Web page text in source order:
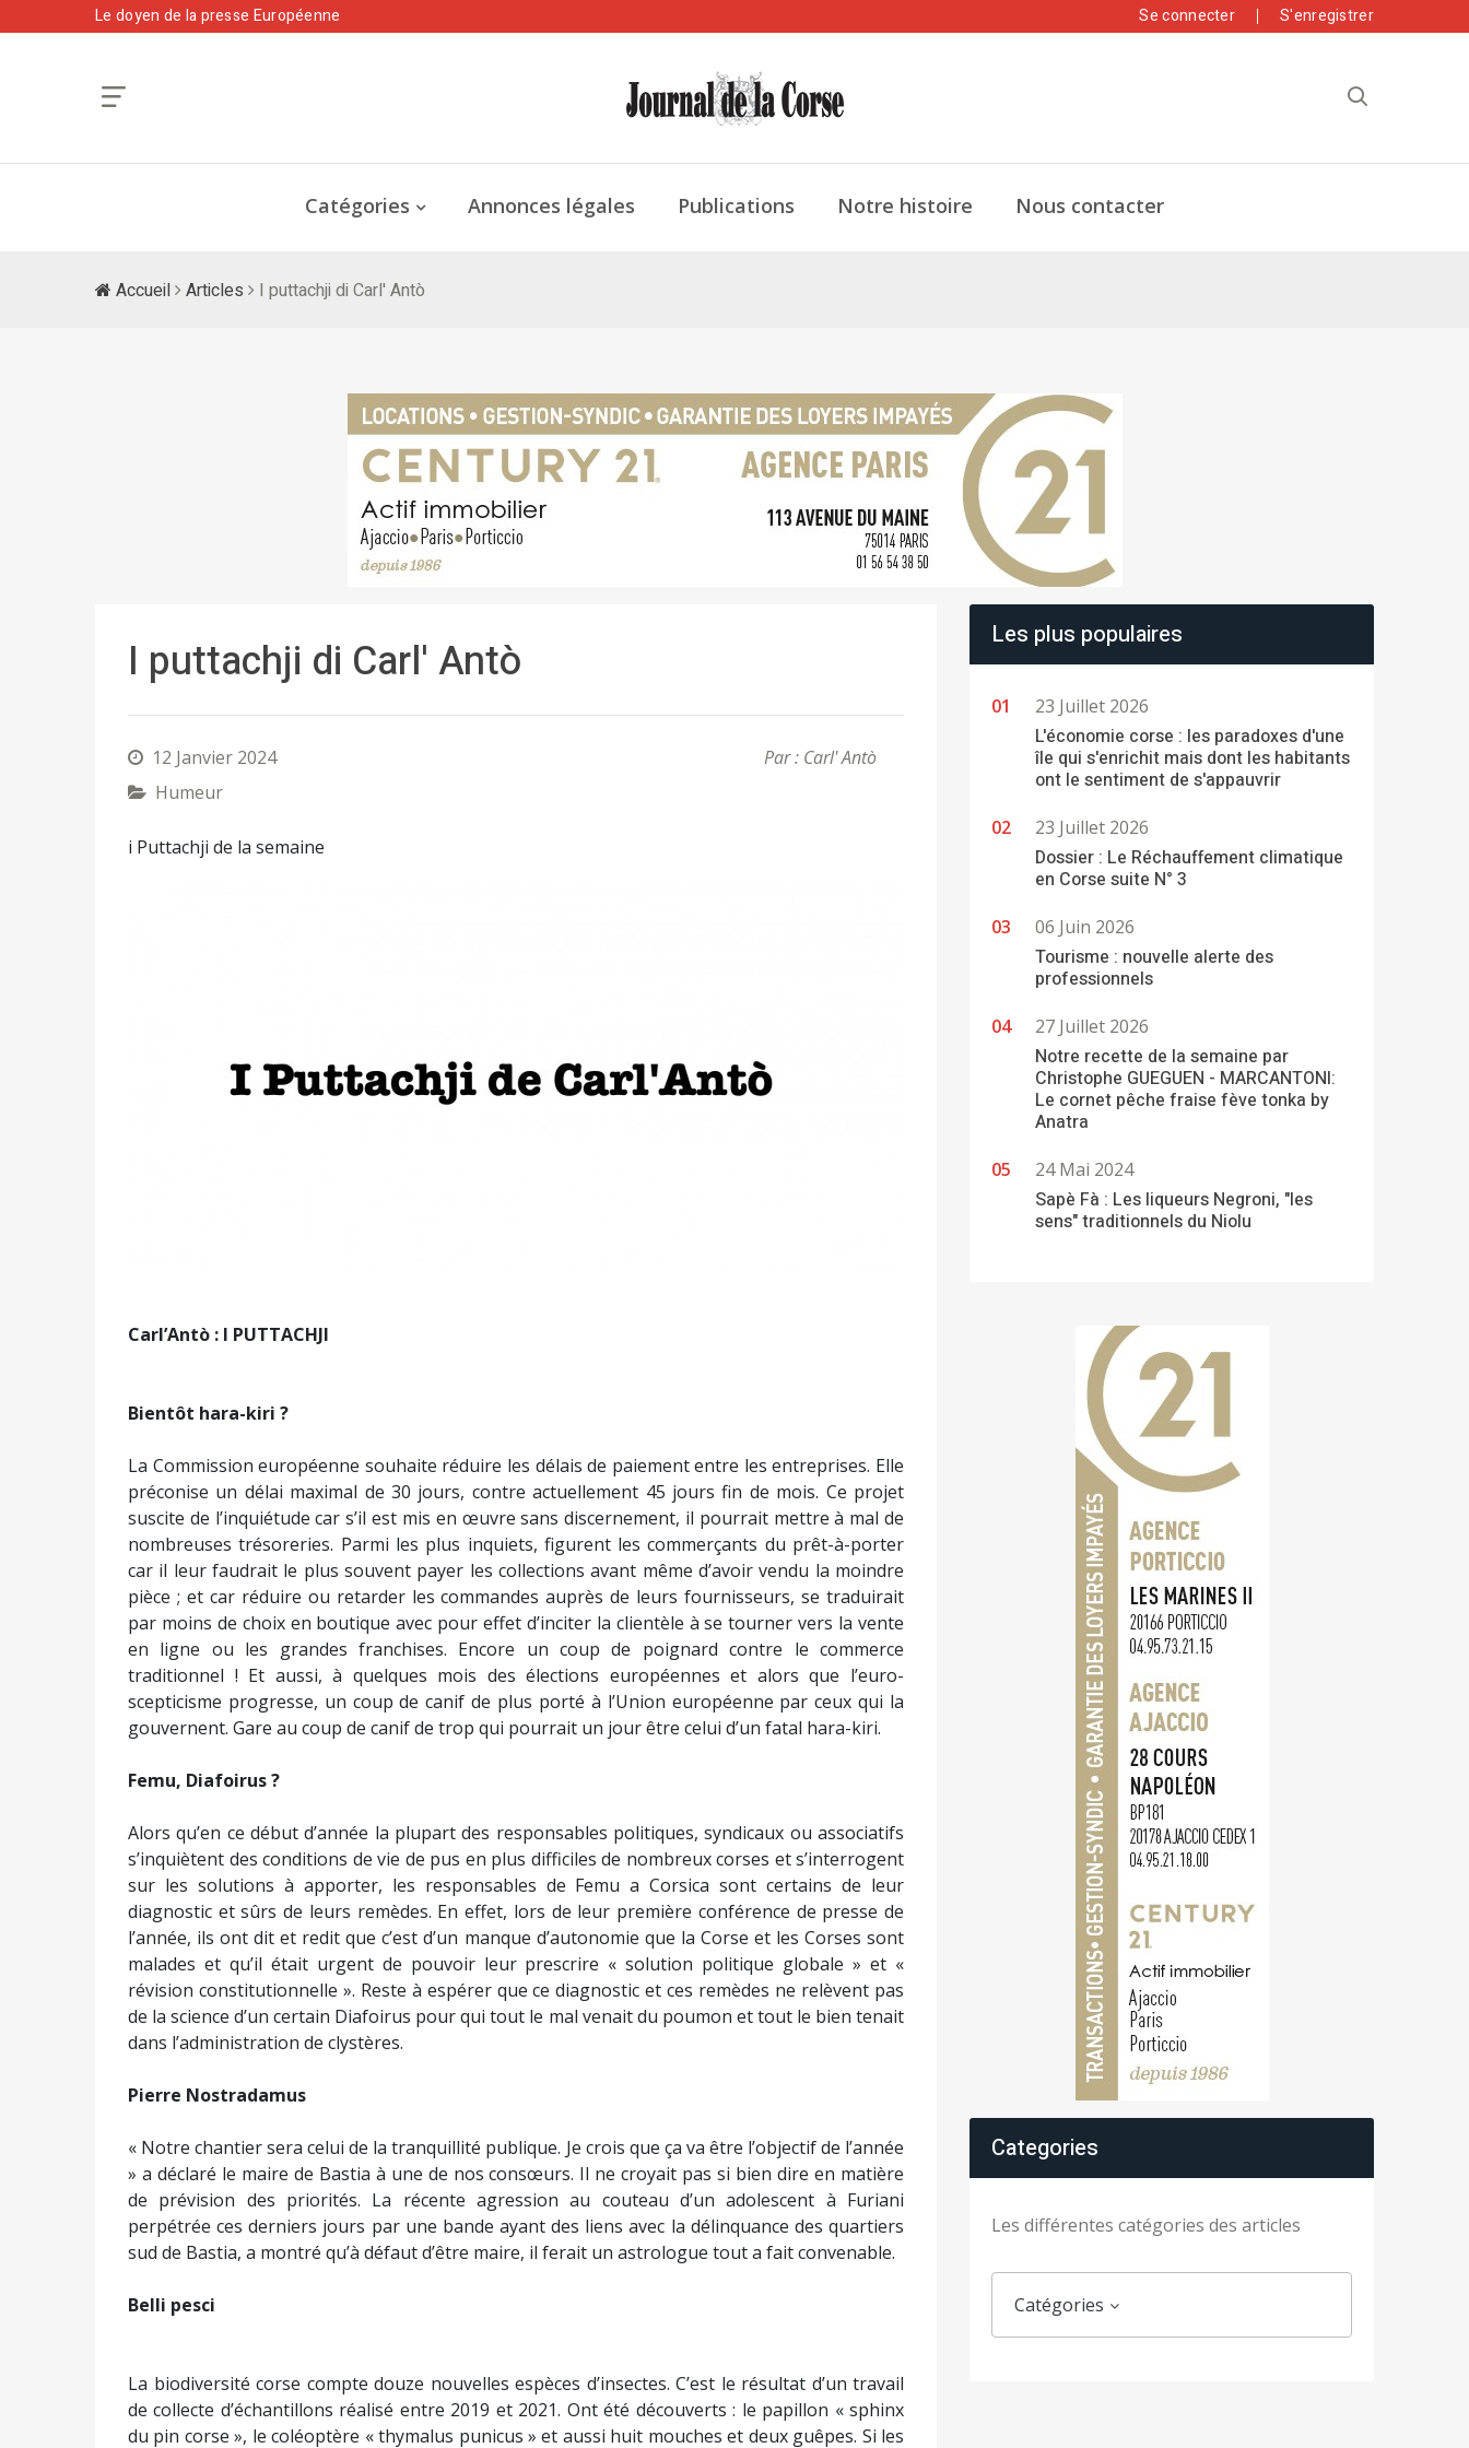
Le doyen de la presse Européenne Se connecter S'enregistrer
Catégories Annonces légales Publications Notre histoire Nous contacter
Accueil Articles I puttachji di Carl' Antò
I puttachji di Carl' Antò
12 Janvier 2024
Par : Carl' Antò
Humeur
i Puttachji de la semaine
Précédent
Carl’Antò : I PUTTACHJI
Bientôt hara-kiri ?
La Commission européenne souhaite réduire les délais de paiement entre les entreprises. Elle
préconise un délai maximal de 30 jours, contre actuellement 45 jours fin de mois. Ce projet
suscite de l’inquiétude car s’il est mis en œuvre sans discernement, il pourrait mettre à mal de
nombreuses trésoreries. Parmi les plus inquiets, figurent les commerçants du prêt-à-porter
car il leur faudrait le plus souvent payer les collections avant même d’avoir vendu la moindre
pièce ; et car réduire ou retarder les commandes auprès de leurs fournisseurs, se traduirait
par moins de choix en boutique avec pour effet d’inciter la clientèle à se tourner vers la vente
en ligne ou les grandes franchises. Encore un coup de poignard contre le commerce
traditionnel ! Et aussi, à quelques mois des élections européennes et alors que l’euro-
scepticisme progresse, un coup de canif de plus porté à l’Union européenne par ceux qui la
gouvernent. Gare au coup de canif de trop qui pourrait un jour être celui d’un fatal hara-kiri.
Femu, Diafoirus ?
Alors qu’en ce début d’année la plupart des responsables politiques, syndicaux ou associatifs
s’inquiètent des conditions de vie de pus en plus difficiles de nombreux corses et s’interrogent
sur les solutions à apporter, les responsables de Femu a Corsica sont certains de leur
diagnostic et sûrs de leurs remèdes. En effet, lors de leur première conférence de presse de
l’année, ils ont dit et redit que c’est d’un manque d’autonomie que la Corse et les Corses sont
malades et qu’il était urgent de pouvoir leur prescrire « solution politique globale » et «
révision constitutionnelle ». Reste à espérer que ce diagnostic et ces remèdes ne relèvent pas
de la science d’un certain Diafoirus pour qui tout le mal venait du poumon et tout le bien tenait
dans l’administration de clystères.
Pierre Nostradamus
« Notre chantier sera celui de la tranquillité publique. Je crois que ça va être l’objectif de l’année
» a déclaré le maire de Bastia à une de nos consœurs. Il ne croyait pas si bien dire en matière
de prévision des priorités. La récente agression au couteau d’un adolescent à Furiani
perpétrée ces derniers jours par une bande ayant des liens avec la délinquance des quartiers
sud de Bastia, a montré qu’à défaut d’être maire, il ferait un astrologue tout a fait convenable.
Belli pesci
La biodiversité corse compte douze nouvelles espèces d’insectes. C’est le résultat d’un travail
de collecte d’échantillons réalisé entre 2019 et 2021. Ont été découverts : le papillon « sphinx
du pin corse », le coléoptère « thymalus punicus » et aussi huit mouches et deux guêpes. Si les
Les plus populaires
23 Juillet 2026
L'économie corse : les paradoxes d'une
île qui s'enrichit mais dont les habitants
ont le sentiment de s'appauvrir
23 Juillet 2026
Dossier : Le Réchauffement climatique
en Corse suite N° 3
06 Juin 2026
Tourisme : nouvelle alerte des
professionnels
27 Juillet 2026
Notre recette de la semaine par
Christophe GUEGUEN - MARCANTONI:
Le cornet pêche fraise fève tonka by
Anatra
24 Mai 2024
Sapè Fà : Les liqueurs Negroni, "les
sens" traditionnels du Niolu
Categories
Les différentes catégories des articles
Catégories